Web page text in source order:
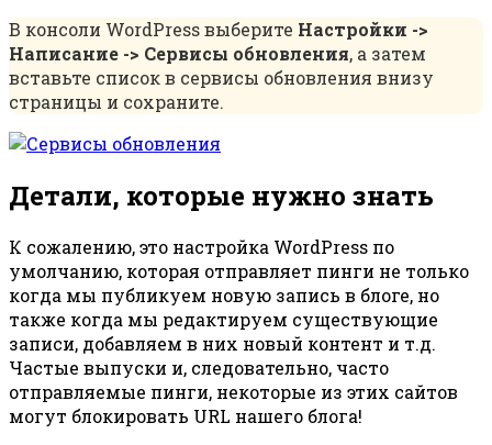
В консоли WordPress выберите Настройки ->
Написание -> Сервисы обновления, а затем
вставьте список в сервисы обновления внизу
страницы и сохраните.
Детали, которые нужно знать
К сожалению, это настройка WordPress по
умолчанию, которая отправляет пинги не только
когда мы публикуем новую запись в блоге, но
также когда мы редактируем существующие
записи, добавляем в них новый контент и т.д.
Частые выпуски и, следовательно, часто
отправляемые пинги, некоторые из этих сайтов
могут блокировать URL нашего блога!